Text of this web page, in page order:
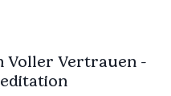
Voller Vertrauen -